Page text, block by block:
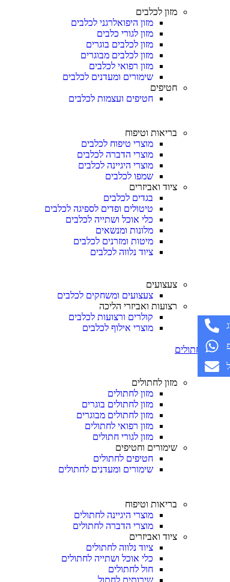
מזון לכלבים
מזון היפואלרגני לכלבים
מזון לגורי כלבים
מזון לכלבים בוגרים
מזון לכלבים מבוגרים
מזון רפואי לכלבים
שימורים ומעדנים לכלבים
חטיפים
חטיפים ועצמות לכלבים
בריאות וטיפוח
מוצרי טיפוח לכלבים
מוצרי הדברה לכלבים
מוצרי היגיינה לכלבים
שמפו לכלבים
ציוד ואביזרים
בגדים לכלבים
טיטולים ופדים לספיגה לכלבים
כלי אוכל ושתייה לכלבים
מלונות ומנשאים
מיטות ומזרנים לכלבים
ציוד נלווה לכלבים
צעצועים
צעצועים ומשחקים לכלבים
רצועות ואביזרי הליכה
קולרים ורצועות לכלבים
מוצרי אילוף לכלבים
חתולים
מזון לחתולים
מזון לחתולים
מזון לחתולים בוגרים
מזון לחתולים מבוגרים
מזון רפואי לחתולים
מזון לגורי חתולים
שימורים וחטיפים
חטיפים לחתולים
שימורים ומעדנים לחתולים
בריאות וטיפוח
מוצרי היגיינה לחתולים
מוצרי הדברה לחתולים
ציוד ואביזרים
ציוד נלווה לחתולים
כלי אוכל ושתייה לחתולים
חול לחתולים
שירותים לחתול